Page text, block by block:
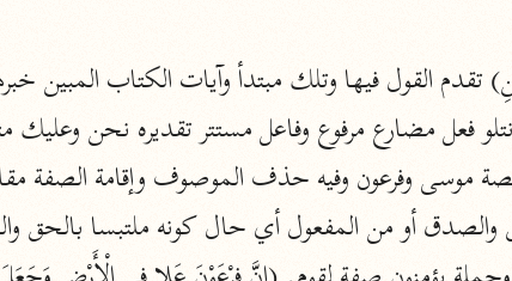
التحرير والتنوير
ابن عاشور (١٣٩٣ هـ)
نحو ٢٤ مجلدًا
المحرر الوجيز
ابن عطية (٥٤٦ هـ)
نحو ٨ مجلدات